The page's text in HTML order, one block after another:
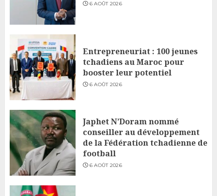
6 AOÛT 2026
Entrepreneuriat : 100 jeunes
tchadiens au Maroc pour
booster leur potentiel
6 AOÛT 2026
Japhet N’Doram nommé
conseiller au développement
de la Fédération tchadienne de
football
6 AOÛT 2026